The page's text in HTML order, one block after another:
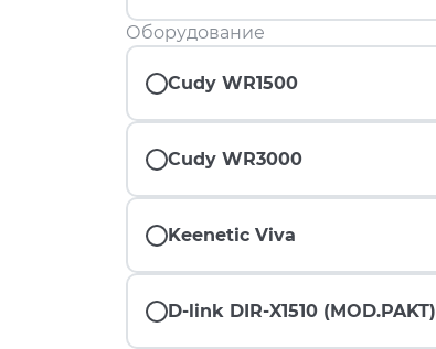
Оборудование
Cudy WR1500
Cudy WR3000
Keenetic Viva
D-link DIR-X1510 (MOD.PAKT)